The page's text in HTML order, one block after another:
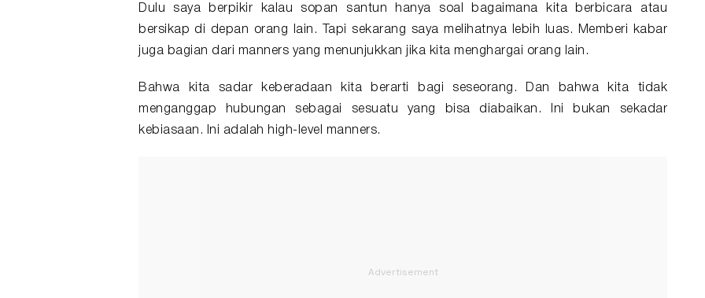
Dulu saya berpikir kalau sopan santun hanya soal bagaimana kita berbicara atau
bersikap di depan orang lain. Tapi sekarang saya melihatnya lebih luas. Memberi kabar
juga bagian dari manners yang menunjukkan jika kita menghargai orang lain.
Bahwa kita sadar keberadaan kita berarti bagi seseorang. Dan bahwa kita tidak
menganggap hubungan sebagai sesuatu yang bisa diabaikan. Ini bukan sekadar
kebiasaan. Ini adalah high-level manners.